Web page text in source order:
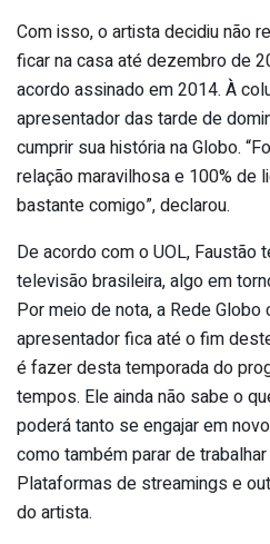
Com isso, o artista decidiu não
ficar na casa até dezembro de
acordo assinado em 2014. À
apresentador das tarde de
cumprir sua história na Globo.
relação maravilhosa e 100% de
bastante comigo”, declarou.
De acordo com o UOL, Faustão
televisão brasileira, algo em
Por meio de nota, a Rede
apresentador fica até o fim
é fazer desta temporada do
tempos. Ele ainda não sabe o
poderá tanto se engajar em
como também parar de
Plataformas de streamings e
do artista.